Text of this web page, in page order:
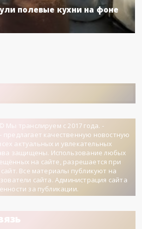
полевые кухни на фоне
Мы транслируем с 2017 года. -
предлагает качественную новостную
актуальных и увлекательных
защищены. Использование любых
на сайте, разрешается при
Все материалы публикуют на
сайта. Администрация сайта
за публикации.